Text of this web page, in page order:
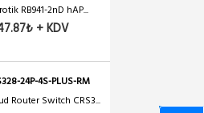
RB941-2nD hAP...
+ KDV
24P-4S-PLUS-RM
Router Switch CRS3...